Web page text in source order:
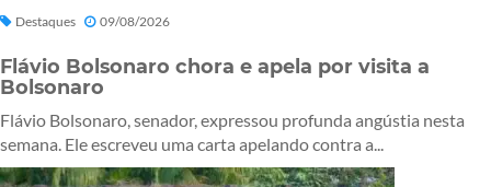
Destaques 09/08/2026
Flávio Bolsonaro chora e apela por visita a
Bolsonaro
Flávio Bolsonaro, senador, expressou profunda angústia nesta
semana. Ele escreveu uma carta apelando contra a...